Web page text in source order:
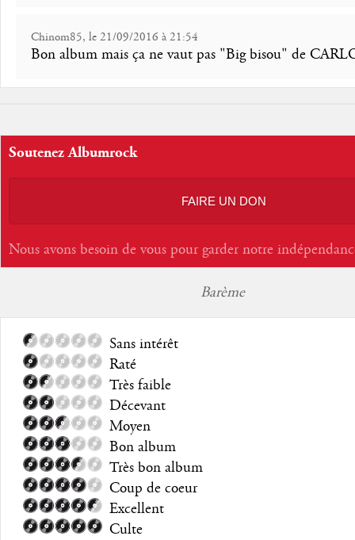
Chinom85, le 21/09/2016 à 21:54
Bon album mais ça ne vaut pas "Big bisou" de
Soutenez Albumrock
FAIRE UN DON
Nous avons besoin de vous pour garder notre
Barème
Sans intérêt
Raté
Très faible
Décevant
Moyen
Bon album
Très bon album
Coup de coeur
Excellent
Culte